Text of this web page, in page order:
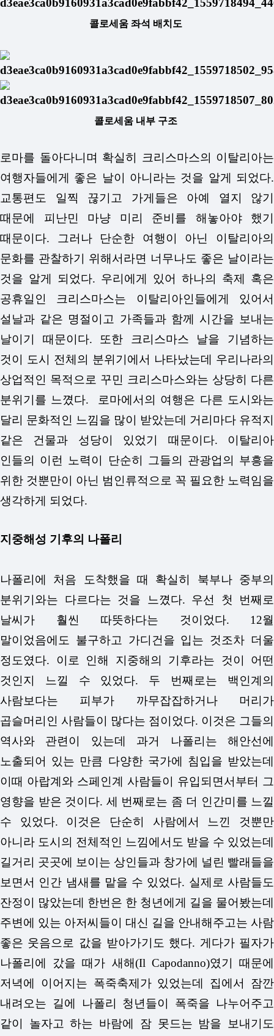
콜로세움 좌석 배치도
콜로세움 내부 구조
로마를 돌아다니며 확실히 크리스마스의 이탈리아는
여행자들에게 좋은 날이 아니라는 것을 알게 되었다.
교통편도 일찍 끊기고 가게들은 아예 열지 않기
때문에 피난민 마냥 미리 준비를 해놓아야 했기
때문이다. 그러나 단순한 여행이 아닌 이탈리아의
문화를 관찰하기 위해서라면 너무나도 좋은 날이라는
것을 알게 되었다. 우리에게 있어 하나의 축제 혹은
공휴일인 크리스마스는 이탈리아인들에게 있어서
설날과 같은 명절이고 가족들과 함께 시간을 보내는
날이기 때문이다. 또한 크리스마스 날을 기념하는
것이 도시 전체의 분위기에서 나타났는데 우리나라의
상업적인 목적으로 꾸민 크리스마스와는 상당히 다른
분위기를 느꼈다. 로마에서의 여행은 다른 도시와는
달리 문화적인 느낌을 많이 받았는데 거리마다 유적지
같은 건물과 성당이 있었기 때문이다. 이탈리아
인들의 이런 노력이 단순히 그들의 관광업의 부흥을
위한 것뿐만이 아닌 범인류적으로 꼭 필요한 노력임을
생각하게 되었다.
지중해성 기후의 나폴리
나폴리에 처음 도착했을 때 확실히 북부나 중부의
분위기와는 다르다는 것을 느꼈다. 우선 첫 번째로
날씨가 훨씬 따뜻하다는 것이었다. 12월
말이었음에도 불구하고 가디건을 입는 것조차 더울
정도였다. 이로 인해 지중해의 기후라는 것이 어떤
것인지 느낄 수 있었다. 두 번째로는 백인계의
사람보다는 피부가 까무잡잡하거나 머리가
곱슬머리인 사람들이 많다는 점이었다. 이것은 그들의
역사와 관련이 있는데 과거 나폴리는 해안선에
노출되어 있는 만큼 다양한 국가에 침입을 받았는데
이때 아랍계와 스페인계 사람들이 유입되면서부터 그
영향을 받은 것이다. 세 번째로는 좀 더 인간미를 느낄
수 있었다. 이것은 단순히 사람에서 느낀 것뿐만
아니라 도시의 전체적인 느낌에서도 받을 수 있었는데
길거리 곳곳에 보이는 상인들과 창가에 널린 빨래들을
보면서 인간 냄새를 맡을 수 있었다. 실제로 사람들도
잔정이 많았는데 한번은 한 청년에게 길을 물어봤는데
주변에 있는 아저씨들이 대신 길을 안내해주고는 사람
좋은 웃음으로 값을 받아가기도 했다. 게다가 필자가
나폴리에 갔을 때가 새해(Il Capodanno)였기 때문에
저녁에 이어지는 폭죽축제가 있었는데 집에서 잠깐
내려오는 길에 나폴리 청년들이 폭죽을 나누어주고
같이 놀자고 하는 바람에 잠 못드는 밤을 보내기도